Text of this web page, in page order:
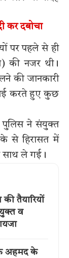
कर दबोचा
पर पहले से ही
की नजर थी।
की जानकारी
करते हुए कुछ
पुलिस ने संयुक्त
से हिरासत में
ले गई।
की तैयारियों
व
अहमद के